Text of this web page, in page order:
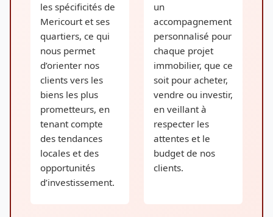
les spécificités de
Mericourt et ses
quartiers, ce qui
nous permet
d’orienter nos
clients vers les
biens les plus
prometteurs, en
tenant compte
des tendances
locales et des
opportunités
d’investissement.
un
accompagnement
personnalisé pour
chaque projet
immobilier, que ce
soit pour acheter,
vendre ou investir,
en veillant à
respecter les
attentes et le
budget de nos
clients.